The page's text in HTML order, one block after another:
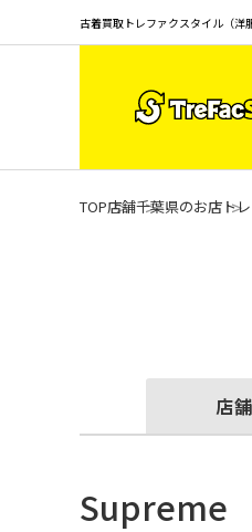
古着買取トレファクスタイル（洋
TOP店舗千葉県のお店 ト
店
Supreme